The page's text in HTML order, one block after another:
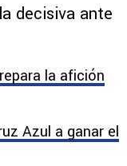
decisiva ante
la afición
Azul a ganar el